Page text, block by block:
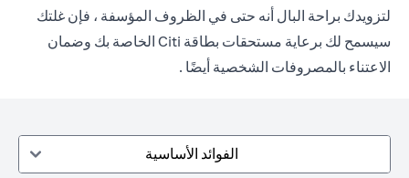
لتزويدك براحة البال أنه حتى في الظروف المؤسفة ، فإن غلتك
سيسمح لك برعاية مستحقات بطاقة Citi الخاصة بك وضمان
الاعتناء بالمصروفات الشخصية أيضًا .
الفوائد الأساسية